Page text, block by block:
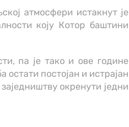
атмосфери истакнут је
коју Котор баштини
па је тако и ове године
остати постојан и истрајан
окренути једни